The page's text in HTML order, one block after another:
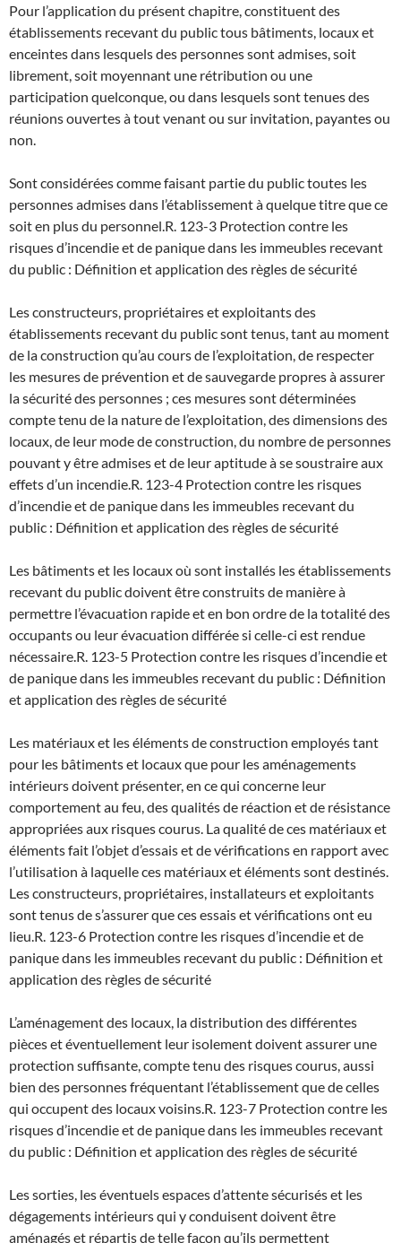
Pour l’application du présent chapitre, constituent des
établissements recevant du public tous bâtiments, locaux et
enceintes dans lesquels des personnes sont admises, soit
librement, soit moyennant une rétribution ou une
participation quelconque, ou dans lesquels sont tenues des
réunions ouvertes à tout venant ou sur invitation, payantes ou
non.
Sont considérées comme faisant partie du public toutes les
personnes admises dans l’établissement à quelque titre que ce
soit en plus du personnel. R. 123-3 Protection contre les
risques d’incendie et de panique dans les immeubles recevant
du public : Définition et application des règles de sécurité
Les constructeurs, propriétaires et exploitants des
établissements recevant du public sont tenus, tant au moment
de la construction qu’au cours de l’exploitation, de respecter
les mesures de prévention et de sauvegarde propres à assurer
la sécurité des personnes ; ces mesures sont déterminées
compte tenu de la nature de l’exploitation, des dimensions des
locaux, de leur mode de construction, du nombre de personnes
pouvant y être admises et de leur aptitude à se soustraire aux
effets d’un incendie. R. 123-4 Protection contre les risques
d’incendie et de panique dans les immeubles recevant du
public : Définition et application des règles de sécurité
Les bâtiments et les locaux où sont installés les établissements
recevant du public doivent être construits de manière à
permettre l’évacuation rapide et en bon ordre de la totalité des
occupants ou leur évacuation différée si celle-ci est rendue
nécessaire. R. 123-5 Protection contre les risques d’incendie et
de panique dans les immeubles recevant du public : Définition
et application des règles de sécurité
Les matériaux et les éléments de construction employés tant
pour les bâtiments et locaux que pour les aménagements
intérieurs doivent présenter, en ce qui concerne leur
comportement au feu, des qualités de réaction et de résistance
appropriées aux risques courus. La qualité de ces matériaux et
éléments fait l’objet d’essais et de vérifications en rapport avec
l’utilisation à laquelle ces matériaux et éléments sont destinés.
Les constructeurs, propriétaires, installateurs et exploitants
sont tenus de s’assurer que ces essais et vérifications ont eu
lieu. R. 123-6 Protection contre les risques d’incendie et de
panique dans les immeubles recevant du public : Définition et
application des règles de sécurité
L’aménagement des locaux, la distribution des différentes
pièces et éventuellement leur isolement doivent assurer une
protection suffisante, compte tenu des risques courus, aussi
bien des personnes fréquentant l’établissement que de celles
qui occupent des locaux voisins. R. 123-7 Protection contre les
risques d’incendie et de panique dans les immeubles recevant
du public : Définition et application des règles de sécurité
Les sorties, les éventuels espaces d’attente sécurisés et les
dégagements intérieurs qui y conduisent doivent être
aménagés et répartis de telle façon qu’ils permettent